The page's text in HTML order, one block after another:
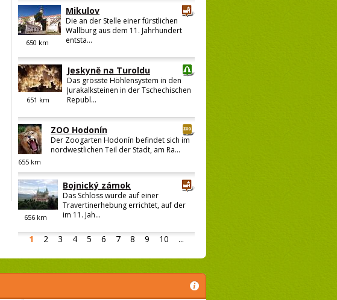
1 2 3 4 5 6 7 8 9 10 ...
650 km
Mikulov
Die an der Stelle einer fürstlichen
Wallburg aus dem 11. Jahrhundert
entsta...
651 km
Jeskyně na Turoldu
Das grösste Höhlensystem in den
Jurakalksteinen in der Tschechischen
Republ...
655 km
ZOO Hodonín
Der Zoogarten Hodonín befindet sich im
nordwestlichen Teil der Stadt, am Ra...
656 km
Bojnický zámok
Das Schloss wurde auf einer
Travertinerhebung errichtet, auf der
im 11. Jah...